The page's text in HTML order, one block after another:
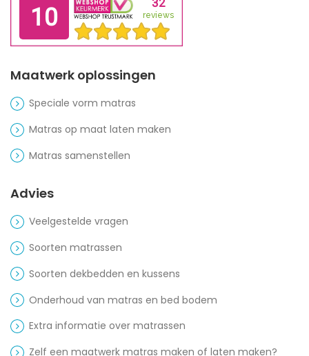
Maatwerk oplossingen
Speciale vorm matras
Matras op maat laten maken
Matras samenstellen
Advies
Veelgestelde vragen
Soorten matrassen
Soorten dekbedden en kussens
Onderhoud van matras en bed bodem
Extra informatie over matrassen
Zelf een maatwerk matras maken of laten maken?